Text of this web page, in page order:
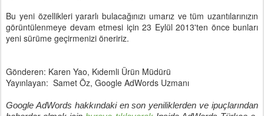
Bu yeni özellikleri yararlı bulacağınızı umarız ve tüm uzantılarınızın
görüntülenmeye devam etmesi için 23 Eylül 2013'ten önce bunları
yeni sürüme geçirmenizi öneririz.
Gönderen: Karen Yao, Kıdemli Ürün Müdürü
Yayınlayan: Samet Öz, Google AdWords Uzmanı
Google AdWords hakkındaki en son yeniliklerden ve ipuçlarından